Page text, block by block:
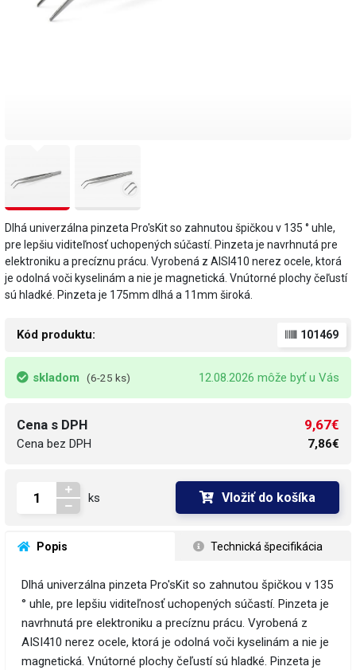
Dlhá univerzálna pinzeta Pro'sKit so zahnutou špičkou v 135 ° uhle,
pre lepšiu viditeľnosť uchopených súčastí. Pinzeta je navrhnutá pre
elektroniku a precíznu prácu. Vyrobená z AISI410 nerez ocele, ktorá
je odolná voči kyselinám a nie je magnetická. Vnútorné plochy čeľustí
sú hladké. Pinzeta je 175mm dlhá a 11mm široká.
Kód produktu: 101469
skladom (6-25 ks) 12.08.2026 môže byť u Vás
Cena s DPH
Cena bez DPH
9,67€
7,86€
ks Vložiť do košíka
Popis Technická špecifikácia
Dlhá univerzálna pinzeta Pro'sKit so zahnutou špičkou v 135
° uhle, pre lepšiu viditeľnosť uchopených súčastí. Pinzeta je
navrhnutá pre elektroniku a precíznu prácu. Vyrobená z
AISI410 nerez ocele, ktorá je odolná voči kyselinám a nie je
magnetická. Vnútorné plochy čeľustí sú hladké. Pinzeta je